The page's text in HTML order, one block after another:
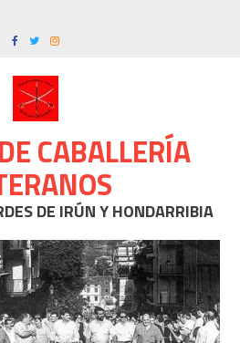
CABALLERÍA
DE IRÚN Y HONDARRIBIA